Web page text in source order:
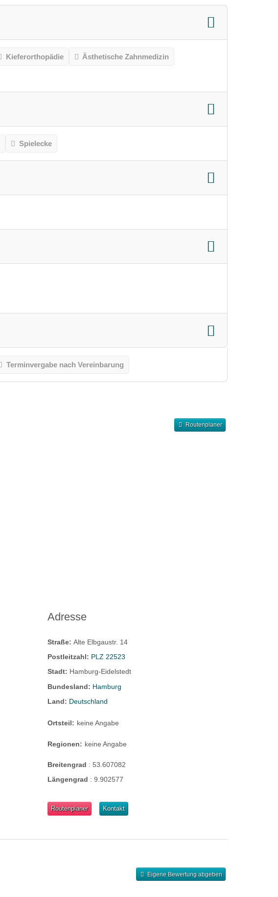
Kieferorthopädie Ästhetische Zahnmedizin
Spielecke
Terminvergabe nach Vereinbarung
Routenplaner
Adresse
Straße:Alte Elbgaustr. 14
Postleitzahl: PLZ 22523
Stadt: Hamburg-Eidelstedt
Bundesland: Hamburg
Land: Deutschland
Ortsteil: keine Angabe
Regionen: keine Angabe
Breitengrad :53.607082
Längengrad :9.902577
Routenplaner Kontakt
Eigene Bewertung abgeben